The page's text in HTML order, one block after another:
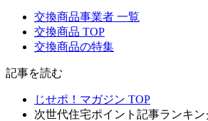
交換商品事業者 一覧
交換商品 TOP
交換商品の特集
記事を読む
じせポ！マガジン TOP
次世代住宅ポイント記事ランキン